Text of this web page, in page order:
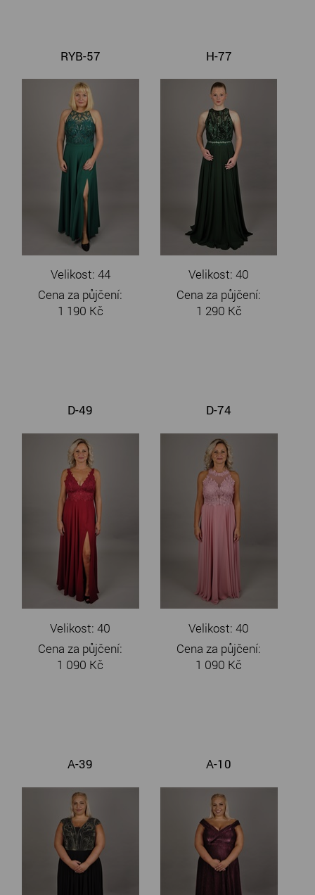
RYB-57
Velikost: 44
Cena za půjčení:
1 190 Kč
H-77
Velikost: 40
Cena za půjčení:
1 290 Kč
D-49
Velikost: 40
Cena za půjčení:
1 090 Kč
D-74
Velikost: 40
Cena za půjčení:
1 090 Kč
A-39 A-10